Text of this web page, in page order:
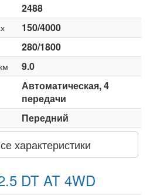
2488
150/4000
280/1800
9.0
Автоматическая, 4
передачи
Передний
характеристики
DT AT 4WD